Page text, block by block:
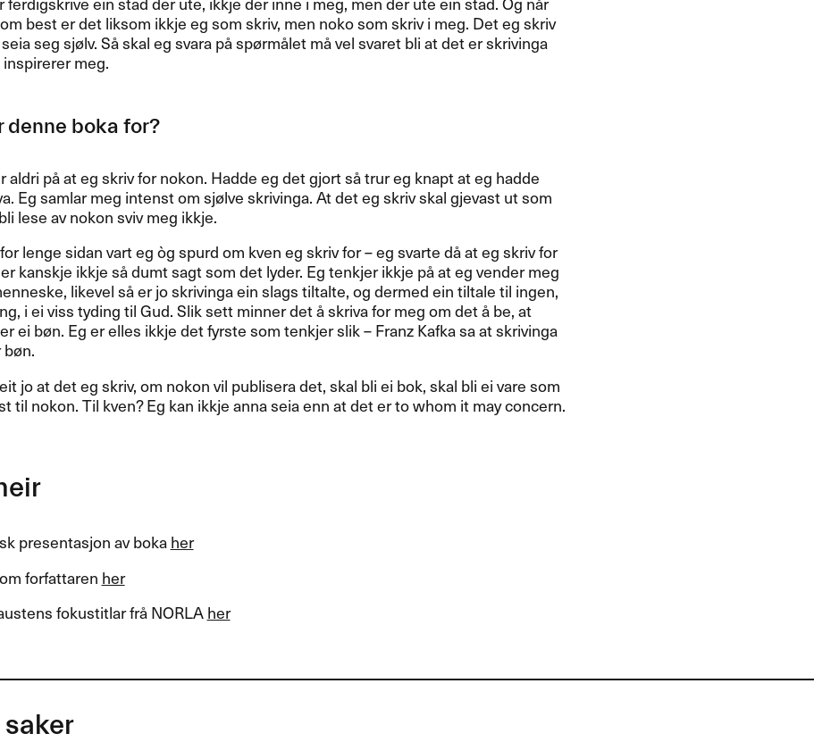
best er det liksom ikkje eg som skriv, men noko som skriv i meg. Det eg skriv
seg sjølv. Så skal eg svara på spørmålet må vel svaret bli at det er skrivinga
meg.
denne boka for?
aldri på at eg skriv for nokon. Hadde eg det gjort så trur eg knapt at eg hadde
Eg samlar meg intenst om sjølve skrivinga. At det eg skriv skal gjevast ut som
lese av nokon sviv meg ikkje.
lenge sidan vart eg òg spurd om kven eg skriv for – eg svarte då at eg skriv for
kanskje ikkje så dumt sagt som det lyder. Eg tenkjer ikkje på at eg vender meg
likevel så er jo skrivinga ein slags tiltalte, og dermed ein tiltale til ingen,
i ei viss tyding til Gud. Slik sett minner det å skriva for meg om det å be, at
ei bøn. Eg er elles ikkje det fyrste som tenkjer slik – Franz Kafka sa at skrivinga
jo at det eg skriv, om nokon vil publisera det, skal bli ei bok, skal bli ei vare som
til nokon. Til kven? Eg kan ikkje anna seia enn at det er to whom it may concern.
presentasjon av bokaher
forfattaren her
fokustitlar fråNORLA her